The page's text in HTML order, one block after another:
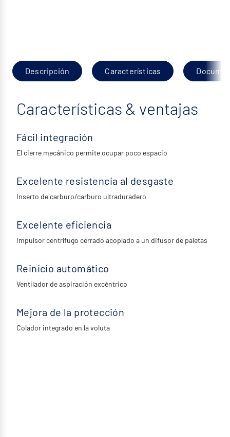
Descripción Características
Características & ventajas
Fácil integración
El cierre mecánico permite ocupar poco espacio
Excelente resistencia al desgaste
Inserto de carburo/carburo ultraduradero
Excelente eficiencia
Impulsor centrífugo cerrado acoplado a un difusor de paletas
Reinicio automático
Ventilador de aspiración excéntrico
Mejora de la protección
Colador integrado en la voluta